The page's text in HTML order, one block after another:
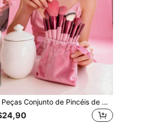
13 Peças Conjunto de Pincéis de Maquiagem Profissional, Kit de Viagem Portátil Incluindo Pincel de Blush, Pincel de Base, Pincel de Sombra, Pincel de Pó, Pincel de Sobrancelha, Cerdas de Náilon, Cabos de ABS, Ideal para Iniciantes e Entusiastas de Maquiagem, Especialmente Adequado para Viagens, Ótimo Presente para o Natal ou Dia dos Namorados, Brindes, Pincéis de Maquiagem Profissionais, Conjunto de Maquiagem Completo